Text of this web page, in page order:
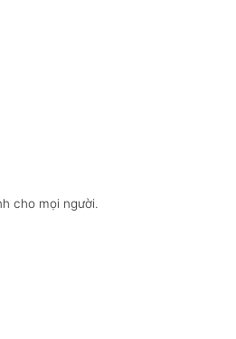
cho mọi người.